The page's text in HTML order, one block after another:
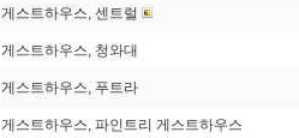
게스트하우스, 센트럴
게스트하우스, 청와대
게스트하우스, 푸트라
게스트하우스, 파인트리 게스트하우스